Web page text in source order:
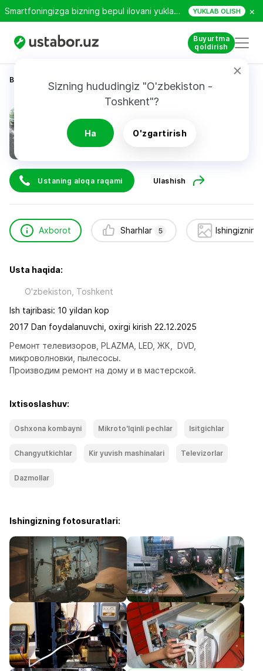
Smartfoningizga bizning bepul ilovani yuklab oling! YUKLAB OLISH ×
Buyurtma
qoldirish
Sizning hududingiz "O'zbekiston -
Toshkent"?
Ha O'zgartirish
Bosh sahifa
5sharhlar
24/7
Ustaning aloqa raqami Ulashish
Axborot Sharhlar 5
Usta haqida:
O'zbekiston, Toshkent
Ish tajribasi: 10 yildan kop
2017 Dan foydalanuvchi, oxirgi kirish 22.12.2025
Ремонт телевизоров, PLAZMA, LED, ЖК,  DVD,
микроволновки, пылесосы.
Производим ремонт на дому и в мастерской.
Ixtisoslashuv:
Oshxona kombayni Mikroto'lqinli pechlar Isitgichlar
Changyutkichlar Kir yuvish mashinalari Televizorlar
Dazmollar
Ishingizning fotosuratlari: